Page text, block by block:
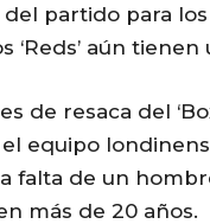
partido para los
‘Reds’ aún
de resaca del
equipo
falta de un
más de 20 años.